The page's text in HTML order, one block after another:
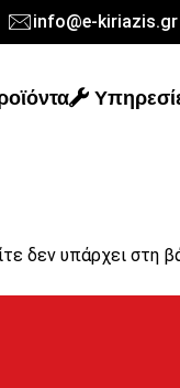
info@e-kiriazis.gr
δεν υπάρχει στη